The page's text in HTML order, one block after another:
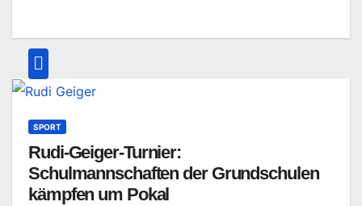
SPORT
Rudi-Geiger-Turnier:
Schulmannschaften der Grundschulen
kämpfen um Pokal